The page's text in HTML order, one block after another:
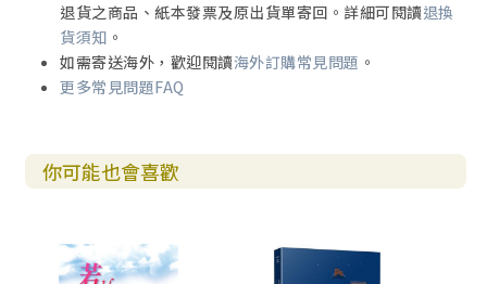
退貨之商品、紙本發票及原出貨單寄回。詳細可閱讀退換
貨須知 。
如需寄送海外，歡迎閱讀海外訂購常見問題 。
更多常見問題FAQ
你可能也會喜歡